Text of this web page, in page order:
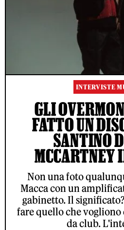
INTERVISTE
GLI
FATTO UN
SANTINO
MCCARTNEY
Non una foto
Macca con un
gabinetto. Il
fare quello che vogliono
da club.